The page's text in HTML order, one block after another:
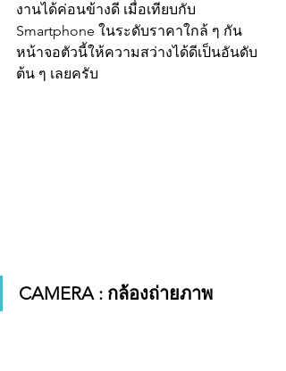
งานได้ค่อนข้างดี เมื่อเทียบกับ
Smartphone ในระดับราคาใกล้ ๆ กัน
หน้าจอตัวนี้ให้ความสว่างได้ดีเป็นอันดับ
ต้น ๆ เลยครับ
CAMERA : กล้องถ่ายภาพ